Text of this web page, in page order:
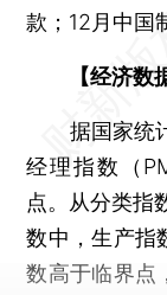
款；12月中国
【经济数
据国家统计
经理指数（
点。从分类指
数中，生产指
数高于临界点